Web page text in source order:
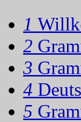
1
2
3
4
5